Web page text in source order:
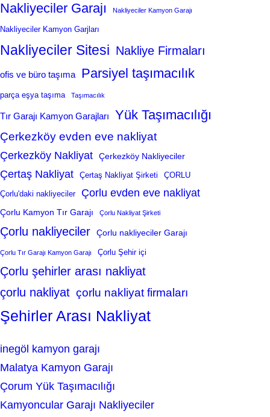
Nakliyeciler Garajı Nakliyeciler Kamyon Garajı
Nakliyeciler Kamyon Garjları
Nakliyeciler Sitesi Nakliye Firmaları
ofis ve büro taşıma Parsiyel taşımacılık
parça eşya taşıma Taşımacılık
Tır Garajı Kamyon Garajları Yük Taşımacılığı
Çerkezköy evden eve nakliyat
Çerkezköy Nakliyat Çerkezköy Nakliyeciler
Çertaş Nakliyat Çertaş Nakliyat Şirketi ÇORLU
Çorlu'daki nakliyeciler Çorlu evden eve nakliyat
Çorlu Kamyon Tır Garajı Çorlu Nakliyat Şirketi
Çorlu nakliyeciler Çorlu nakliyeciler Garajı
Çorlu Tır Garajı Kamyon Garajı Çorlu Şehir içi
Çorlu şehirler arası nakliyat
çorlu nakliyat çorlu nakliyat firmaları
Şehirler Arası Nakliyat
inegöl kamyon garajı
Malatya Kamyon Garajı
Çorum Yük Taşımacılığı
Kamyoncular Garajı Nakliyeciler